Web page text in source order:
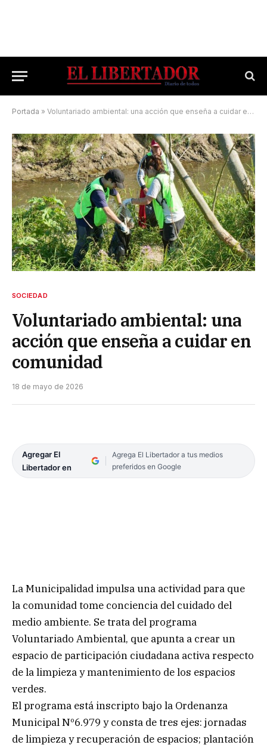
Portada » Voluntariado ambiental: una acción que enseña a cuidar en comunidad
SOCIEDAD
Voluntariado ambiental: una
acción que enseña a cuidar en
comunidad
18 de mayo de 2026
Agregar El
Libertador en
Agrega El Libertador a tus medios
preferidos en Google
La Municipalidad impulsa una actividad para que
la comunidad tome conciencia del cuidado del
medio ambiente. Se trata del programa
Voluntariado Ambiental, que apunta a crear un
espacio de participación ciudadana activa respecto
de la limpieza y mantenimiento de los espacios
verdes.
El programa está inscripto bajo la Ordenanza
Municipal Nº6.979 y consta de tres ejes: jornadas
de limpieza y recuperación de espacios; plantación